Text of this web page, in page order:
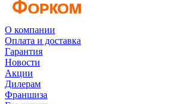
О компании
Оплата и доставка
Гарантия
Новости
Акции
Дилерам
Франшиза